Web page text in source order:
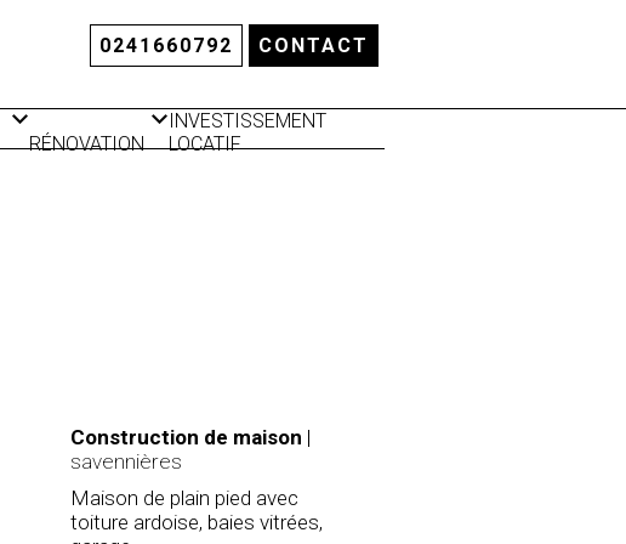
0241660792 CONTACT
RÉNOVATION
INVESTISSEMENT
LOCATIF
Construction de maison |
savennières
Maison de plain pied avec
toiture ardoise, baies vitrées,